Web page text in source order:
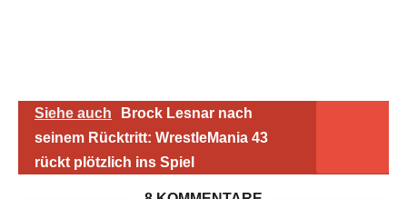
Siehe auch
Brock Lesnar nach
seinem Rücktritt: WrestleMania 43
rückt plötzlich ins Spiel